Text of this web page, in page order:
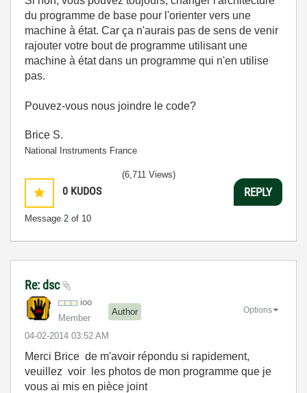
du programme de base pour l'orienter vers une
machine à état. Car ça n'aurais pas de sens de venir
rajouter votre bout de programme utilisant une
machine à état dans un programme qui n'en utilise
pas.
Pouvez-vous nous joindre le code?
Brice S.
National Instruments France
0 KUDOS
Message 2 of 10
(6,711 Views)
REPLY
Re: dsc
ioo
Member
Author
‎04-02-2014 03:52 AM
Options
Merci Brice de m'avoir répondu si rapidement,
veuillez voir les photos de mon programme que je
vous ai mis en pièce joint